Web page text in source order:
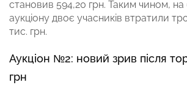
становив 594,20 грн. Таким чином, на
аукціону двоє учасників втратили
тис. грн.
Аукціон №2: новий зрив після
грн